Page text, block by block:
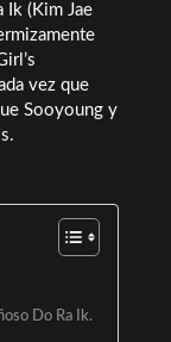
Ik (Kim Jae
vez que
Sooyoung y
Do Ra Ik.